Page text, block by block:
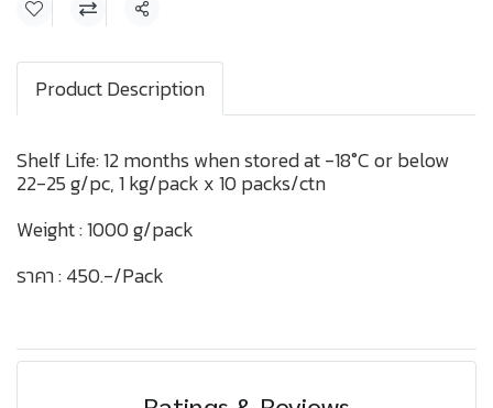
Share
Product Description
Shelf Life: 12 months when stored at -18°C or below
22-25 g/pc, 1 kg/pack x 10 packs/ctn
Weight : 1000 g/pack
ราคา : 450.-/Pack